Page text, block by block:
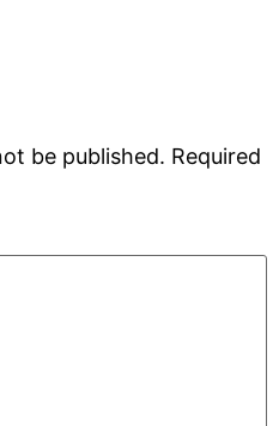
be published. Required